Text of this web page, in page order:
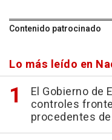
Contenido patrocinado
Lo más leído en
El Gobierno de
controles
procedentes